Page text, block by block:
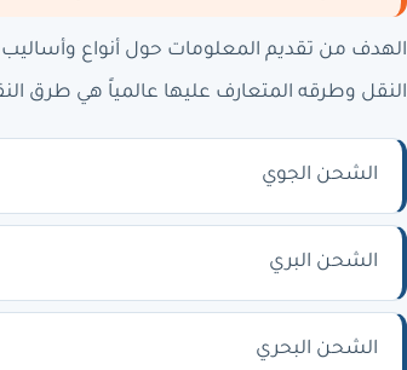
الهدف من تقديم المعلومات حول أنواع
النقل وطرقه المتعارف عليها عالمياً هي طرق
الشحن الجوي
الشحن البري
الشحن البحري